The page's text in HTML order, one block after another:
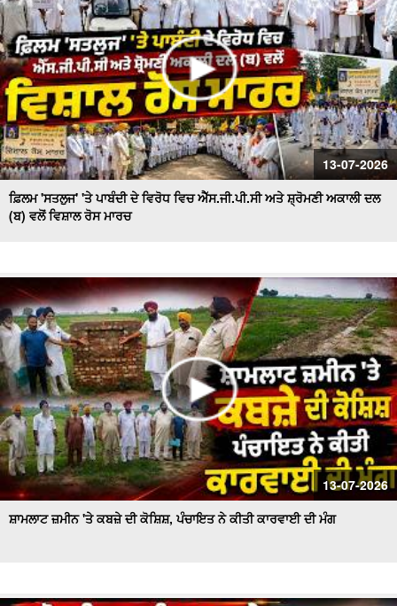
13-07-2026
ਫ਼ਿਲਮ 'ਸਤਲੁਜ' 'ਤੇ ਪਾਬੰਦੀ ਦੇ ਵਿਰੋਧ ਵਿਚ ਐੱਸ.ਜੀ.ਪੀ.ਸੀ ਅਤੇ ਸ਼੍ਰੋਮਣੀ ਅਕਾਲੀ ਦਲ
(ਬ) ਵਲੋਂ ਵਿਸ਼ਾਲ ਰੋਸ ਮਾਰਚ
13-07-2026
ਸ਼ਾਮਲਾਟ ਜ਼ਮੀਨ 'ਤੇ ਕਬਜ਼ੇ ਦੀ ਕੋਸ਼ਿਸ਼, ਪੰਚਾਇਤ ਨੇ ਕੀਤੀ ਕਾਰਵਾਈ ਦੀ ਮੰਗ